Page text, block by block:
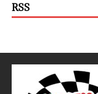
RSS